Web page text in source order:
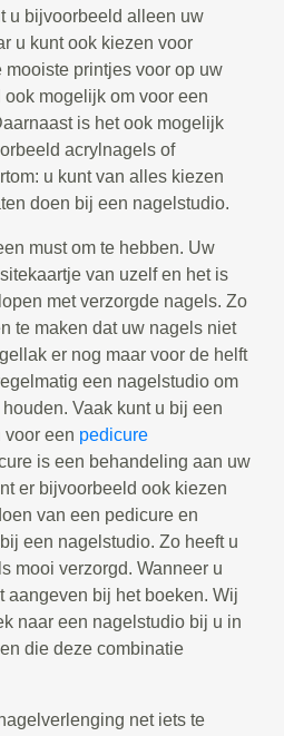
u bijvoorbeeld alleen uw
u kunt ook kiezen voor
printjes voor op uw
mogelijk om voor een
is het ook mogelijk
acrylnagels of
u kunt van alles kiezen
doen bij een nagelstudio.
must om te hebben. Uw
van uzelf en het is
met verzorgde nagels. Zo
te maken dat uw nagels niet
er nog maar voor de helft
een nagelstudio om
Vaak kunt u bij een
voor een pedicure
is een behandeling aan uw
er bijvoorbeeld ook kiezen
van een pedicure en
een nagelstudio. Zo heeft u
mooi verzorgd. Wanneer u
aangeven bij het boeken. Wij
naar een nagelstudio bij u in
die deze combinatie
net iets te